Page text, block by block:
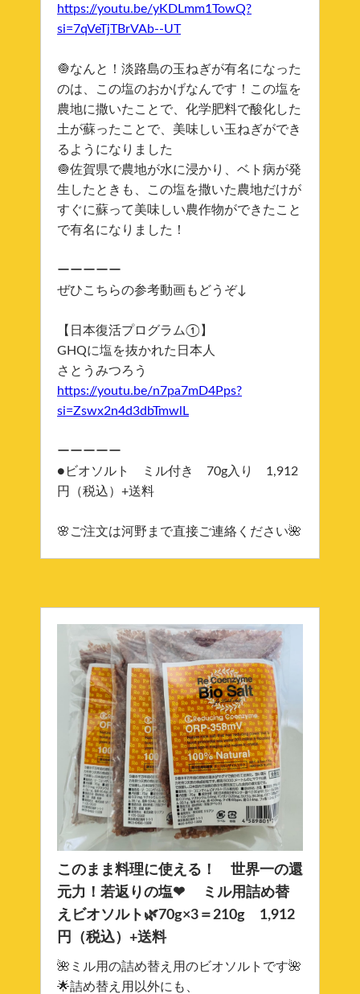
https://youtu.be/yKDLmm1TowQ?
si=7qVeTjTBrVAb--UT
🧅なんと！淡路島の玉ねぎが有名になった
のは、この塩のおかげなんです！この塩を
農地に撒いたことで、化学肥料で酸化した
土が蘇ったことで、美味しい玉ねぎができ
るようになりました
🧅佐賀県で農地が水に浸かり、ベト病が発
生したときも、この塩を撒いた農地だけが
すぐに蘇って美味しい農作物ができたこと
で有名になりました！
ーーーーー
ぜひこちらの参考動画もどうぞ↓
【日本復活プログラム①】
GHQに塩を抜かれた日本人
さとうみつろう
https://youtu.be/n7pa7mD4Pps?
si=Zswx2n4d3dbTmwlL
ーーーーー
●ビオソルト ミル付き 70g入り 1,912
円（税込）+送料
🌸ご注文は河野まで直接ご連絡ください🌺
このまま料理に使える！ 世界一の還
元力！若返りの塩❤ ミル用詰め替
えビオソルト🌿70g×3＝210g 1,912
円（税込）+送料
🌺ミル用の詰め替え用のビオソルトです🌺
🌟詰め替え用以外にも、